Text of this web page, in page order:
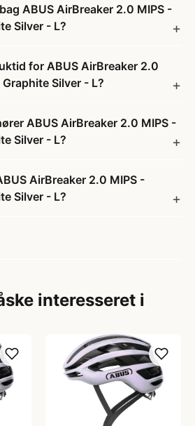
ABUS AirBreaker 2.0 MIPS -
Silver - L?
for ABUS AirBreaker 2.0
Silver - L?
ABUS AirBreaker 2.0 MIPS -
Silver - L?
AirBreaker 2.0 MIPS -
Silver - L?
interesseret i